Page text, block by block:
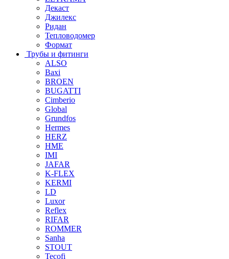
Декаст
Джилекс
Ридан
Тепловодомер
Формат
Трубы и фитинги
ALSO
Baxi
BROEN
BUGATTI
Cimberio
Global
Grundfos
Hermes
HERZ
HME
IMI
JAFAR
K-FLEX
KERMI
LD
Luxor
Reflex
RIFAR
ROMMER
Sanha
STOUT
Tecofi